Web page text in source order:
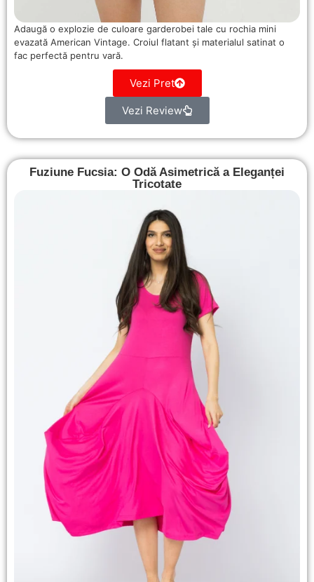
Adaugă o explozie de culoare garderobei tale cu rochia mini
evazată American Vintage. Croiul flatant și materialul satinat o
fac perfectă pentru vară.
Vezi Pret
Vezi Review
Fuziune Fucsia: O Odă Asimetrică a Eleganței
Tricotate